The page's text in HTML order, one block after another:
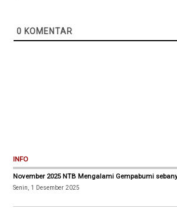
0 KOMENTAR
INFO
November 2025 NTB Mengalami Gempabumi
Senin, 1 Desember 2025